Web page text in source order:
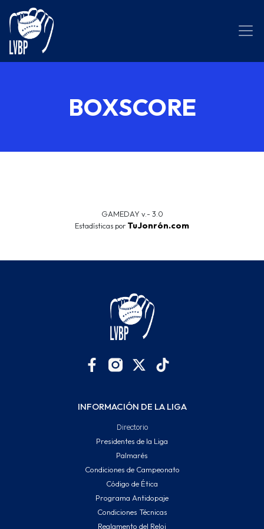
BOXSCORE
GAMEDAY v.- 3.0
Estadísticas por TuJonrón.com
INFORMACIÓN DE LA LIGA
Directorio
Presidentes de la Liga
Palmarés
Condiciones de Campeonato
Código de Ética
Programa Antidopaje
Condiciones Técnicas
Reglamento del Reloj